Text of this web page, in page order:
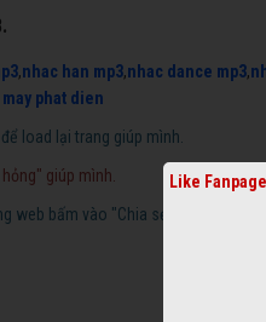
,nhac han mp3,nhac dance mp3,
phat dien
load lại trang giúp mình.
giúp mình.
web bấm vào "Chia sẻ video cải
Like